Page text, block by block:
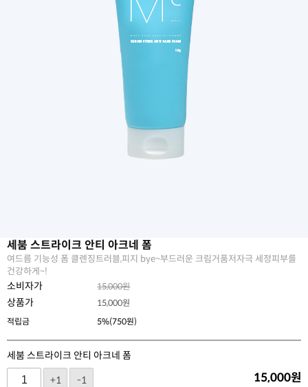
세붐 스트라이크 안티 아크네 폼
여드름 기능성 폼 클렌징트러블,피지 bye~부드러운 크림거품저자극 세정피부를
건강하게~!
소비자가 15,000원
상품가 15,000원
적립금
5%(750원)
세붐 스트라이크 안티 아크네 폼
+1
-1 15,000원